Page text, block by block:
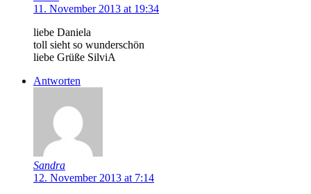
11. November 2013 at 19:34
liebe Daniela
toll sieht so wunderschön
liebe Grüße SilviA
Antworten
Sandra
12. November 2013 at 7:14